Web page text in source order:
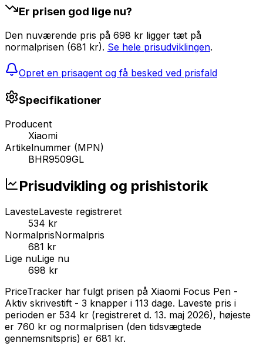
Er prisen god lige nu?
Den nuværende pris på 698 kr ligger tæt på
normalprisen (681 kr). Se hele prisudviklingen.
Opret en prisagent og få besked ved prisfald
Specifikationer
Producent
Xiaomi
Artikelnummer (MPN)
BHR9509GL
Prisudvikling og prishistorik
LavesteLaveste registreret
534 kr
NormalprisNormalpris
681 kr
Lige nuLige nu
698 kr
PriceTracker har fulgt prisen på Xiaomi Focus Pen -
Aktiv skrivestift - 3 knapper i 113 dage. Laveste pris i
perioden er 534 kr (registreret d. 13. maj 2026), højeste
er 760 kr og normalprisen (den tidsvægtede
gennemsnitspris) er 681 kr.